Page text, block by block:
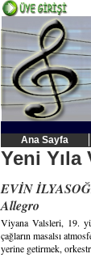
Ana Sayfa
Yeni
EVİN
Allegro
Viyana Valsleri, 19.
çağların masalsı
yerine getirmek,